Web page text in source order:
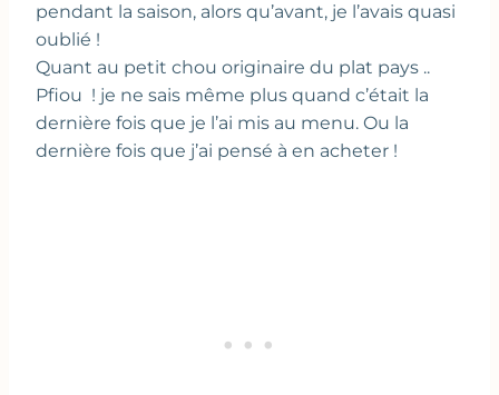
pendant la saison, alors qu’avant, je l’avais quasi
oublié !
Quant au petit chou originaire du plat pays ..
Pfiou ! je ne sais même plus quand c’était la
dernière fois que je l’ai mis au menu. Ou la
dernière fois que j’ai pensé à en acheter !